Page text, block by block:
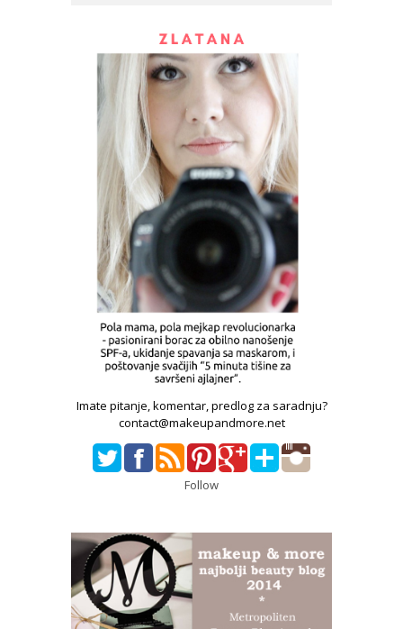
Imate pitanje, komentar, predlog za saradnju?
contact@makeupandmore.net
Follow